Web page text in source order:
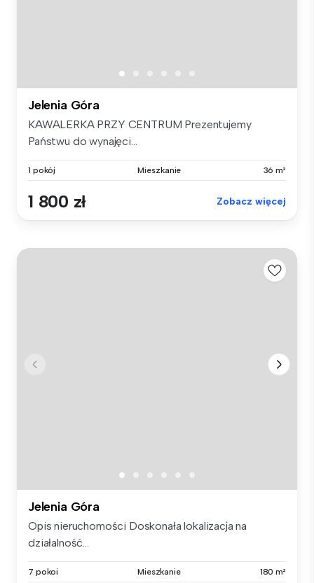
Jelenia Góra
KAWALERKA PRZY CENTRUM Prezentujemy
Państwu do wynajęci...
1 pokój Mieszkanie 36 m²
1 800 zł Zobacz więcej
Jelenia Góra
Opis nieruchomości Doskonała lokalizacja na
działalność...
7 pokoi Mieszkanie 180 m²